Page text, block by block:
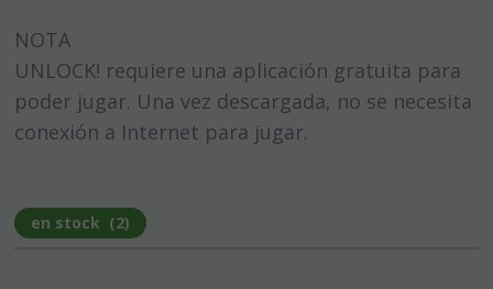
NOTA
UNLOCK! requiere una aplicación gratuita para
poder jugar. Una vez descargada, no se necesita
conexión a Internet para jugar.
en stock (2)